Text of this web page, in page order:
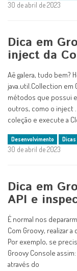
30 de abril de 2023
Dica em
inject da
Aê galera, tudo bem?
java.util.Collection
métodos que possui
outros, como o inject
coleção e execute a
Desenvolvimento Dicas
30 de abril de 2023
Dica em
API e
É normal nos
Com Groovy, realizar
Por exemplo, se
Groovy Console
através do